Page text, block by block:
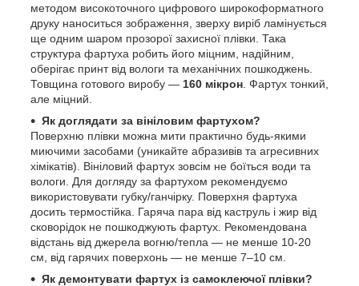
методом високоточного цифрового широкоформатного
друку наноситься зображення, зверху виріб ламінується
ще одним шаром прозорої захисної плівки. Така
структура фартуха робить його міцним, надійним,
оберігає принт від вологи та механічних пошкоджень.
Товщина готового виробу — 160 мікрон . Фартух тонкий,
але міцний.
Як доглядати за вініловим фартухом?
Поверхню плівки можна мити практично будь-якими
миючими засобами (уникайте абразивів та агресивних
хімікатів). Вініловий фартух зовсім не боїться води та
вологи. Для догляду за фартухом рекомендуємо
використовувати губку/ганчірку. Поверхня фартуха
досить термостійка. Гаряча пара від каструль і жир від
сковорідок не пошкоджують фартух. Рекомендована
відстань від джерела вогню/тепла — не менше 10-20
см, від гарячих поверхонь — не менше 7–10 см.
Як демонтувати фартух із самоклеючої плівки?